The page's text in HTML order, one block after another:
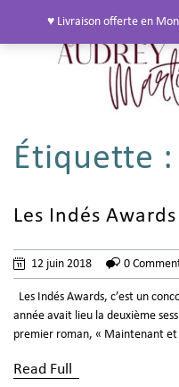
Étiquette :
Les Indés
12 juin 2018 0
Les Indés Awards, c’est un
année avait lieu la deuxième
premier roman, « Maintenant et
Read Full
♥ Livraison offerte en